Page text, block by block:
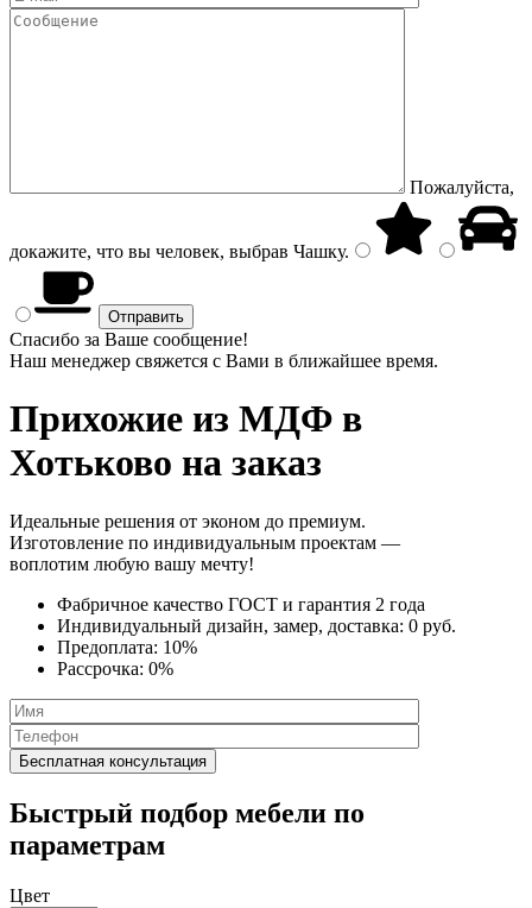
Пожалуйста,
докажите, что вы человек, выбрав Чашку.
Спасибо за Ваше сообщение!
Наш менеджер свяжется с Вами в ближайшее время.
Прихожие из МДФ в
Хотьково на заказ
Идеальные решения от эконом до премиум.
Изготовление по индивидуальным проектам —
воплотим любую вашу мечту!
Фабричное качество ГОСТ и гарантия 2 года
Индивидуальный дизайн, замер, доставка: 0 руб.
Предоплата: 10%
Рассрочка: 0%
Быстрый подбор мебели по
параметрам
Цвет